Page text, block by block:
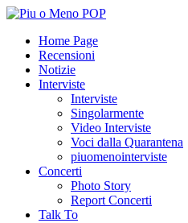
Home Page
Recensioni
Notizie
Interviste
Interviste
Singolarmente
Video Interviste
Voci dalla Quarantena
piuomenointerviste
Concerti
Photo Story
Report Concerti
Talk To